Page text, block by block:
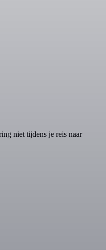
niet tijdens je reis naar